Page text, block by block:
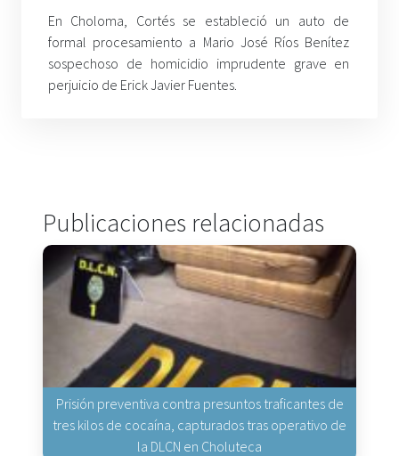
En Choloma, Cortés se estableció un auto de
formal procesamiento a Mario José Ríos Benítez
sospechoso de homicidio imprudente grave en
perjuicio de Erick Javier Fuentes.
Publicaciones relacionadas
Prisión preventiva contra presuntos traficantes de
tres kilos de cocaína, capturados tras operativo de
la DLCN en Choluteca